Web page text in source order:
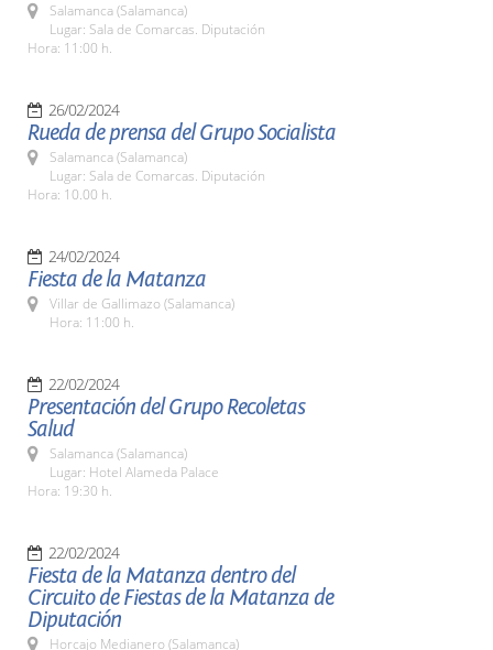
Salamanca (Salamanca)
Lugar: Sala de Comarcas. Diputación
Hora: 11:00 h.
26/02/2024
Rueda de prensa del Grupo Socialista
Salamanca (Salamanca)
Lugar: Sala de Comarcas. Diputación
Hora: 10.00 h.
24/02/2024
Fiesta de la Matanza
Villar de Gallimazo (Salamanca)
Hora: 11:00 h.
22/02/2024
Presentación del Grupo Recoletas
Salud
Salamanca (Salamanca)
Lugar: Hotel Alameda Palace
Hora: 19:30 h.
22/02/2024
Fiesta de la Matanza dentro del
Circuito de Fiestas de la Matanza de
Diputación
Horcajo Medianero (Salamanca)